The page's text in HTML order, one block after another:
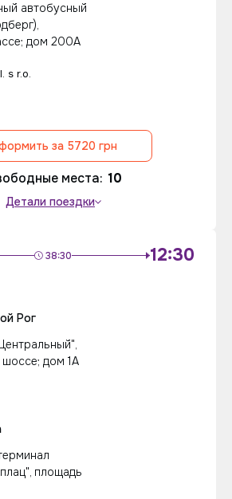
автобусный
дом 200А
s r.o.
за 5720 грн
места: 10
Детали поездки
38:30 12:30
Рог
дом 1А
площадь